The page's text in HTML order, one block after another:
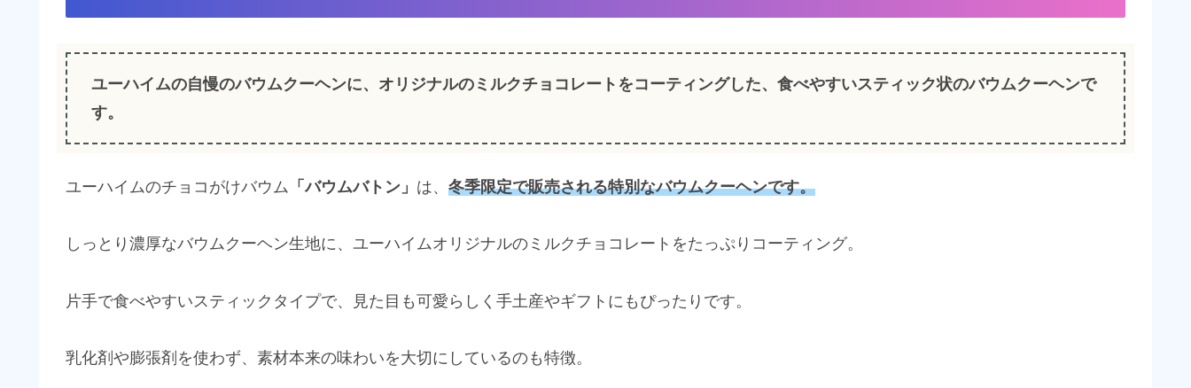
ユーハイムの自慢のバウムクーヘンに、オリジナルのミルクチョコレートをコーティングした、食べやすいスティック状のバウムクーヘンで
す。
ユーハイムのチョコがけバウム 「バウムバトン」 は、 冬季限定で販売される特別なバウムクーヘンです。
しっとり濃厚なバウムクーヘン生地に、ユーハイムオリジナルのミルクチョコレートをたっぷりコーティング。
片手で食べやすいスティックタイプで、見た目も可愛らしく手土産やギフトにもぴったりです。
乳化剤や膨張剤を使わず、素材本来の味わいを大切にしているのも特徴。